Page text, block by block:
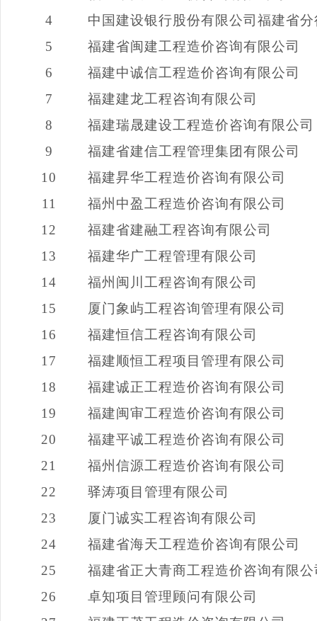
4
中国建设银行股份有限公司福建省分
5
福建省闽建工程造价咨询有限公司
6
福建中诚信工程造价咨询有限公司
7
福建建龙工程咨询有限公司
8
福建瑞晟建设工程造价咨询有限公司
9
福建省建信工程管理集团有限公司
10
福建昇华工程造价咨询有限公司
11
福州中盈工程造价咨询有限公司
12
福建省建融工程咨询有限公司
13
福建华广工程管理有限公司
14
福州闽川工程咨询有限公司
15
厦门象屿工程咨询管理有限公司
16
福建恒信工程咨询有限公司
17
福建顺恒工程项目管理有限公司
18
福建诚正工程造价咨询有限公司
19
福建闽审工程造价咨询有限公司
20
福建平诚工程造价咨询有限公司
21
福州信源工程造价咨询有限公司
22
驿涛项目管理有限公司
23
厦门诚实工程咨询有限公司
24
福建省海天工程造价咨询有限公司
25
福建省正大青商工程造价咨询有限公
26
卓知项目管理顾问有限公司